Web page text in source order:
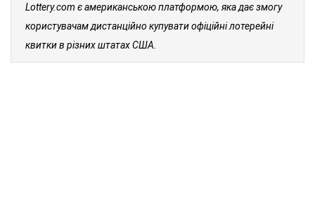
Lottery.com є американською платформою, яка дає змогу
користувачам дистанційно купувати офіційні лотерейні
квитки в різних штатах США.